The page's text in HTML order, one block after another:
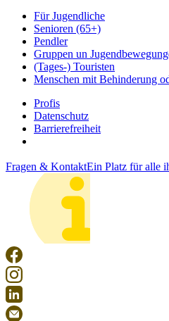
Für Jugendliche
Senioren (65+)
Pendler
Gruppen un
(Tages-) Touristen
Menschen mit Behinderung
Profis
Datenschutz
Barrierefreiheit
Fragen & KontaktEin Platz für alle